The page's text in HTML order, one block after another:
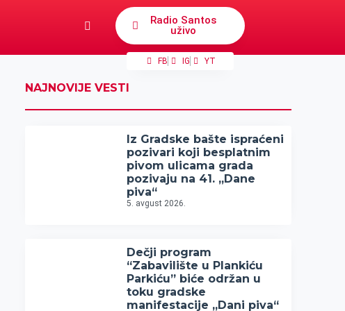
Radio Santos
uživo
FB IG YT
NAJNOVIJE VESTI
Iz Gradske bašte ispraćeni
pozivari koji besplatnim
pivom ulicama grada
pozivaju na 41. „Dane
piva“
5. avgust 2026.
Dečji program
“Zabavilište u Plankiću
Parkiću” biće održan u
toku gradske
manifestacije „Dani piva“